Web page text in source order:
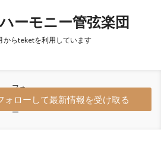
ーモニー管弦楽団
からteketを利用しています
フォ
ロワ
ー
ォローして最新情報を受け取る